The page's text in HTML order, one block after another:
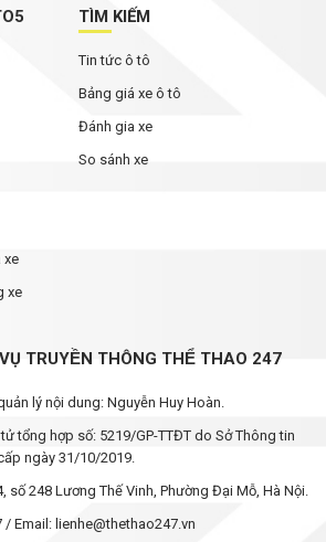
xe
xe
TÌM KIẾM
Tin tức ô tô
Bảng giá xe ô tô
Đánh gia xe
So sánh xe
TRUYỀN THÔNG THỂ THAO 247
lý nội dung: Nguyễn Huy Hoàn.
tổng hợp số: 5219/GP-TTĐT do Sở Thông tin
ngày 31/10/2019.
số 248 Lương Thế Vinh, Phường Đại Mỗ, Hà Nội.
Email: lienhe@thethao247.vn